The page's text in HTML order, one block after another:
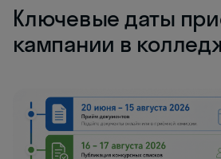
Ключевые даты
кампании в